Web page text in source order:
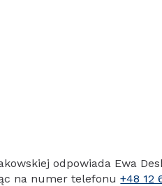
odpowiada Ewa
na numer telefonu+48 12